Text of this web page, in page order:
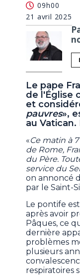
09h00
21 avril 2025
Le pape
de l'Église
et
pauvres»,
au Vatican.
«Ce matin à
de Rome,
du Père.
service du
on annoncé
par le Saint-
Le pontife
après avoir
Pâques, ce
dernière
problèmes
plusieurs
respiratoires